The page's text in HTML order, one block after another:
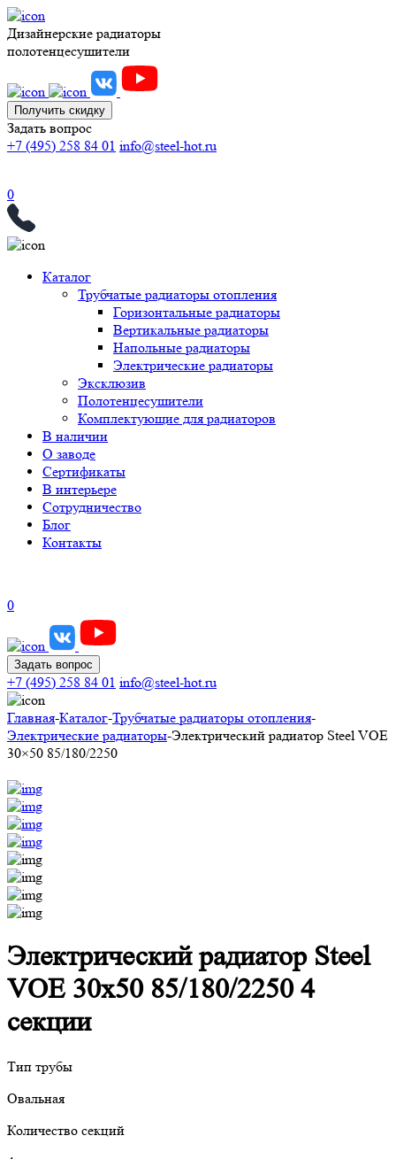
Дизайнерские радиаторы
полотенцесушители
Получить скидку
Задать вопрос
+7 (495) 258 84 01 info@steel-hot.ru
0
Каталог
Трубчатые радиаторы отопления
Горизонтальные радиаторы
Вертикальные радиаторы
Напольные радиаторы
Электрические радиаторы
Эксклюзив
Полотенцесушители
Комплектующие для радиаторов
В наличии
О заводе
Сертификаты
В интерьере
Сотрудничество
Блог
Контакты
0
Задать вопрос
+7 (495) 258 84 01 info@steel-hot.ru
Главная-Каталог-Трубчатые радиаторы отопления-
Электрические радиаторы-Электрический радиатор Steel VOE
30×50 85/180/2250
Электрический радиатор Steel
VOE 30x50 85/180/2250 4
секции
Тип трубы
Овальная
Количество секций